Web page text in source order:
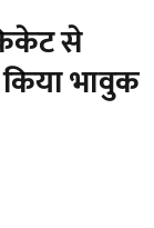
से
भावुक